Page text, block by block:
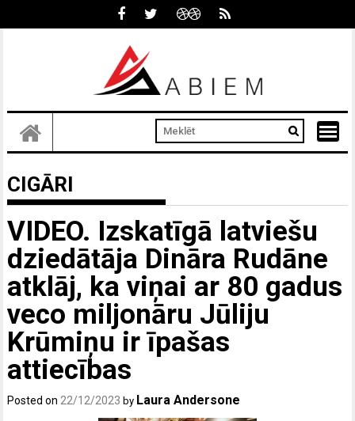
CIGĀRI
VIDEO. Izskatīgā latviešu
dziedātāja Dināra Rudāne
atklāj, ka viņai ar 80 gadus
veco miljonāru Jūliju
Krūmiņu ir īpašas
attiecības
Posted on22/12/2023 by Laura Andersone